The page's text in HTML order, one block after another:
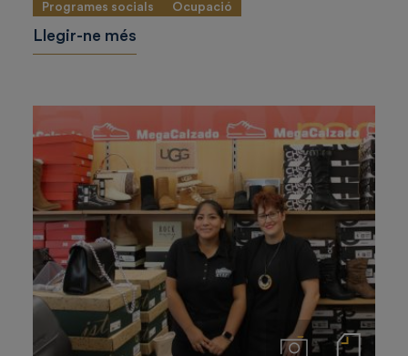
Programes socials Ocupació
Llegir-ne més
ImágenesNotas de prensa